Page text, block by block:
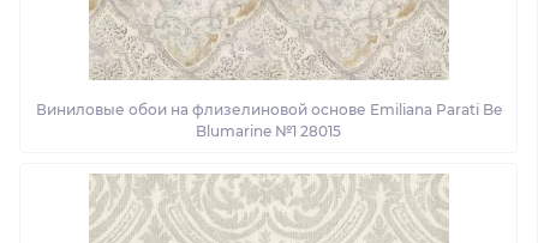
Виниловые обои на флизелиновой основе Emiliana Parati Be
Blumarine №1 28015